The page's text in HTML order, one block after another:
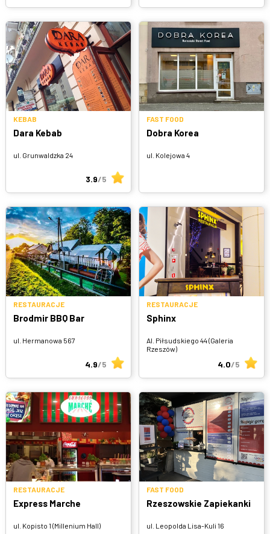
KEBAB
Dara Kebab
ul. Grunwaldzka 24
3.9/5
FAST FOOD
Dobra Korea
ul. Kolejowa 4
RESTAURACJE
Brodmir BBQ Bar
ul. Hermanowa 567
4.9/5
RESTAURACJE
Sphinx
Al. Piłsudskiego 44 (Galeria
Rzeszów)
4.0/5
RESTAURACJE
Express Marche
ul. Kopisto 1 (Millenium Hall)
FAST FOOD
Rzeszowskie Zapiekanki
ul. Leopolda Lisa-Kuli 16